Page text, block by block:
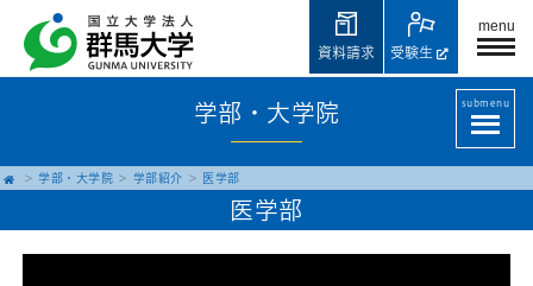
menu
受験生
資料請求
学部・大学院 submenu
学部・大学院 学部紹介 医学部
医学部